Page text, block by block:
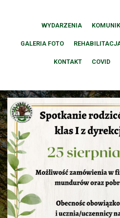
WYDARZENIA
GALERIA FOTO
KONTAKT COVID